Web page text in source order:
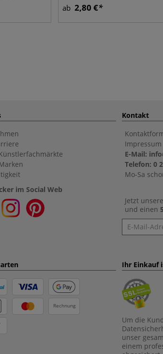
ab 2,80 €
im Social Web
Kontakt
Impressum
E-Mail:
Telefon: 0
Mo-Sa
Jetzt
und einen
Newsletter
Rechnung
Ihr Einkauf
Um die
unser
einem